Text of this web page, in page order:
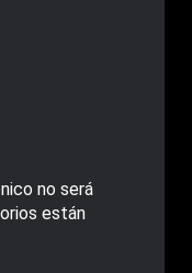
no será
están